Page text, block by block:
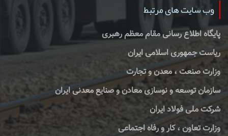
وب سایت های مرتبط
پایگاه اطلاع رسانی مقام معظم رهبری
ریاست جمهوری اسلامی ایران
وزارت صنعت ، معدن و تجارت
سازمان توسعه و نوسازی معادن و صنایع معدنی ایران
شرکت ملی فولاد ایران
وزارت تعاون ، کار و رفاه اجتماعی